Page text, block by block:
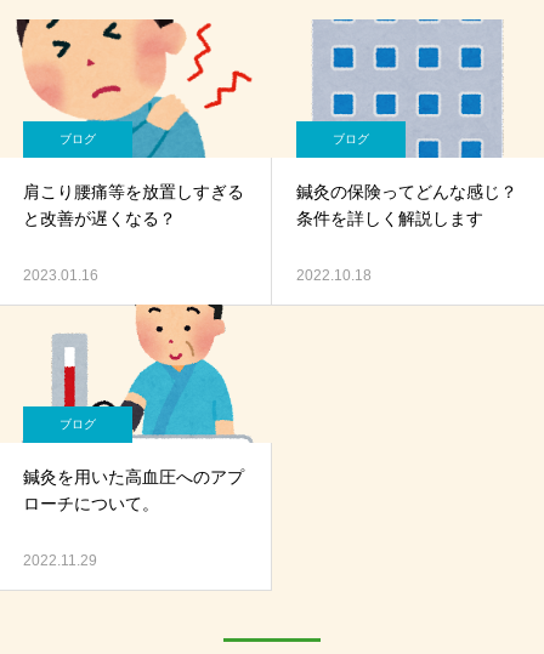
ブログ
肩こり腰痛等を放置しすぎる
と改善が遅くなる？
2023.01.16
ブログ
鍼灸の保険ってどんな感じ？
条件を詳しく解説します
2022.10.18
ブログ
鍼灸を用いた高血圧へのアプ
ローチについて。
2022.11.29